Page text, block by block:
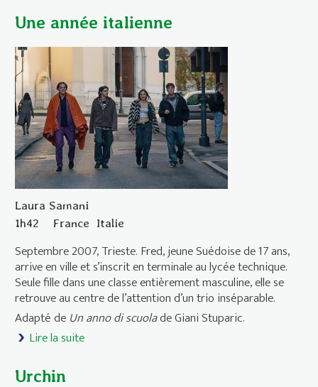
Une année italienne
Laura Samani
1h42
France Italie
Septembre 2007, Trieste. Fred, jeune Suédoise de 17 ans,
arrive en ville et s’inscrit en terminale au lycée technique.
Seule fille dans une classe entièrement masculine, elle se
retrouve au centre de l’attention d’un trio inséparable.
Adapté de Un anno di scuolade Giani Stuparic.
Lire la suite
Urchin